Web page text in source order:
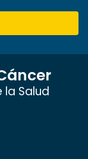
la Salud